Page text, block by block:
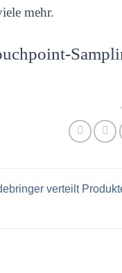
mehr.
verteilt